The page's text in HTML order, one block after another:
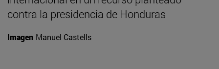
contra la presidencia de Honduras
Imagen Manuel Castells